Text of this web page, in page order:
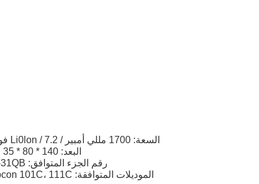
السعة: 1700 مللي أمبير / Li0lon / 7.2 فولت
البعد: 140 * 80 * 35 ملم
رقم الجزء المتوافق: BT-31QB
الموديلات المتوافقة: Topcon 101C، 111C